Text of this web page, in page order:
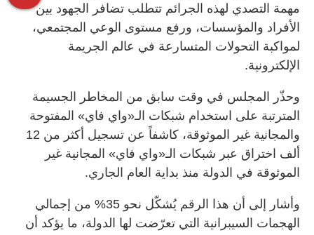
مهمة التصدي لهذه الجرائم تتطلب تضافر الجهود بين
الأفراد والمؤسسات، ورفع مستوى الوعي المجتمعي،
لمواكبة التحولات المتسارعة في عالم الجريمة
الإلكترونية.
وحذّر المجلس في وقت سابق من المخاطر الجسيمة
المترتبة على استخدام شبكات الـ«واي فاي» المفتوحة
والمجانية غير الموثوقة، كاشفاً عن تسجيل أكثر من 12
ألف اختراق عبر شبكات الـ«واي فاي» المجانية غير
الموثوقة في الدولة منذ بداية العام الجاري.
وأشار إلى أن هذا الرقم يُشكّل نحو 35% من إجمالي
الهجمات السيبرانية التي تعرّضت لها الدولة، ما يؤكد أن